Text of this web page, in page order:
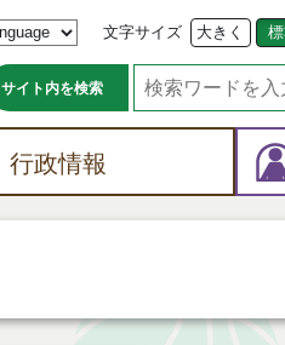
文字サイズ 大きく
サイト内を検索
行政情報